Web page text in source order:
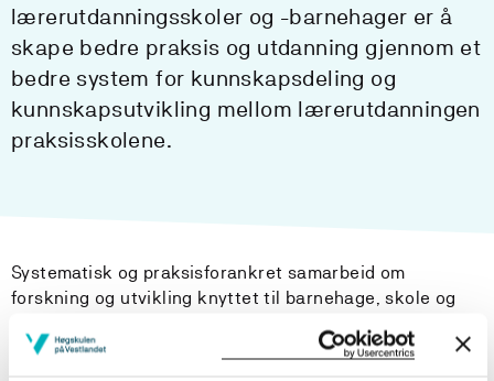
lærerutdanningsskoler og -barnehager er å
skape bedre praksis og utdanning gjennom et
bedre system for kunnskapsdeling og
kunnskapsutvikling mellom lærerutdanningen
praksisskolene.
Systematisk og praksisforankret samarbeid om
forskning og utvikling knyttet til barnehage, skole og
utdanningsinstitusjonene.